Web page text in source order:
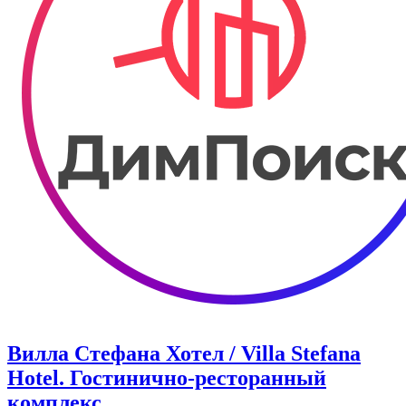
Вилла Стефана Хотел / Villa Stefana
Hotel. Гостинично-ресторанный